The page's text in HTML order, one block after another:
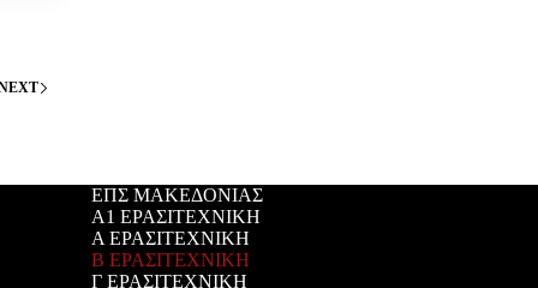
ΕΠΣ ΜΑΚΕΔΟΝΙΑΣ
Α1 ΕΡΑΣΙΤΕΧΝΙΚΗ
Α ΕΡΑΣΙΤΕΧΝΙΚΗ
Β ΕΡΑΣΙΤΕΧΝΙΚΗ
Γ ΕΡΑΣΙΤΕΧΝΙΚΗ